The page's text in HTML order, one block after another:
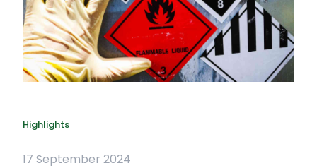
Highlights
17 September 2024